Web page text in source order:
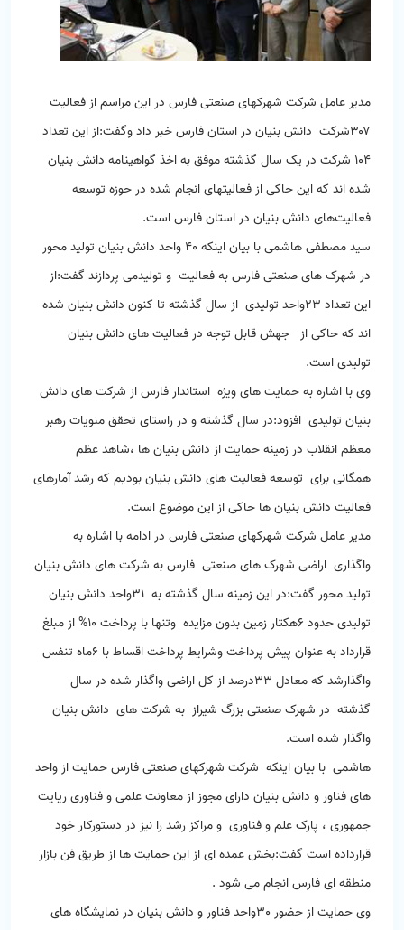
مدیر عامل شرکت شهرکهای صنعتی فارس در این مراسم از فعالیت
۳۰۷شرکت دانش بنیان در استان فارس خبر داد وگفت:از این تعداد
۱۰۴ شرکت در یک سال گذشته موفق به اخذ گواهینامه دانش بنیان
شده اند که این حاکی از فعالیتهای انجام شده در حوزه توسعه
فعالیت‌های دانش بنیان در استان فارس است.
سید مصطفی هاشمی با بیان اینکه ۴۰ واحد دانش بنیان تولید محور
در شهرک های صنعتی فارس به فعالیت و تولیدمی پردازند گفت:از
این تعداد ۲۳واحد تولیدی از سال گذشته تا کنون دانش بنیان شده
اند که حاکی از جهش قابل توجه در فعالیت های دانش بنیان
تولیدی است.
وی با اشاره به حمایت های ویژه استاندار فارس از شرکت های دانش
بنیان تولیدی افزود:در سال گذشته و در راستای تحقق منویات رهبر
معظم انقلاب در زمینه حمایت از دانش بنیان ها ،شاهد عظم
همگانی برای توسعه فعالیت های دانش بنیان بودیم که رشد آمارهای
فعالیت دانش بنیان ها حاکی از این موضوع است.
مدیر عامل شرکت شهرکهای صنعتی فارس در ادامه با اشاره به
واگذاری اراضی شهرک های صنعتی فارس به شرکت های دانش بنیان
تولید محور گفت:در این زمینه سال گذشته به ۳۱واحد دانش بنیان
تولیدی حدود ۶هکتار زمین بدون مزایده وتنها با پرداخت 10% از مبلغ
قرارداد به عنوان پیش پرداخت وشرایط پرداخت اقساط با 6ماه تنفس
واگذارشد که معادل ۳۳درصد از کل اراضی واگذار شده در سال
گذشته در شهرک صنعتی بزرگ شیراز به شرکت های دانش بنیان
واگذار شده است.
هاشمی با بیان اینکه شرکت شهرکهای صنعتی فارس حمایت از واحد
های فناور و دانش بنیان دارای مجوز از معاونت علمی و فناوری ریایت
جمهوری ، پارک علم و فناوری و مراکز رشد را نیز در دستورکار خود
قرارداده است گفت:بخش عمده ای از این حمایت ها از طریق فن بازار
منطقه ای فارس انجام می شود .
وی حمایت از حضور 30واحد فناور و دانش بنیان در نمایشگاه های